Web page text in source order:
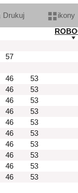
Drukuj ikony
57
46
53
46
53
46
53
46
53
46
53
46
53
46
53
46
53
46
53
46
53